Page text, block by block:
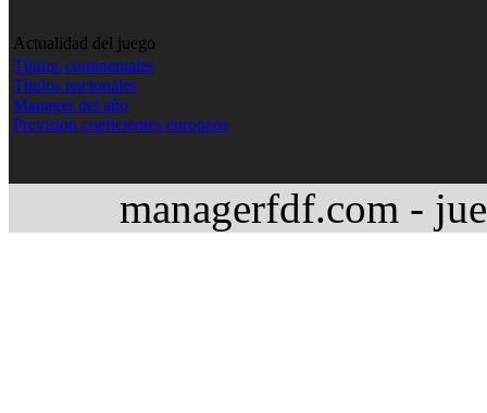
Actualidad del juego
Títulos continentales
Títulos nacionales
Manager del año
Previsión coeficientes europeos
managerfdf.com -